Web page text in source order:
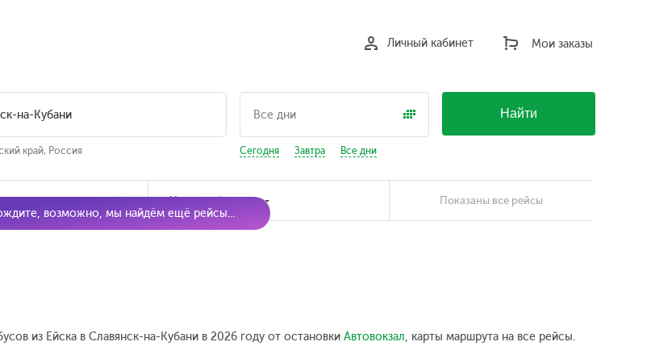
Мои заказы
Личный кабинет
край, Россия Сегодня Завтра Все дни
Найти
Наличие билетов Показаны все рейсы
из Ейска в Славянск-на-Кубани в 2026 году от остановки Автовокзал, карты маршрута на все рейсы.
возможно, мы найдём ещё рейсы...